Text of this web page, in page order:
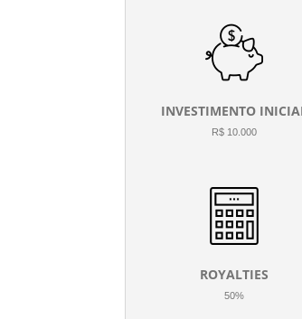
INVESTIMENTO
R$ 10.000
ROYALTIES
50%